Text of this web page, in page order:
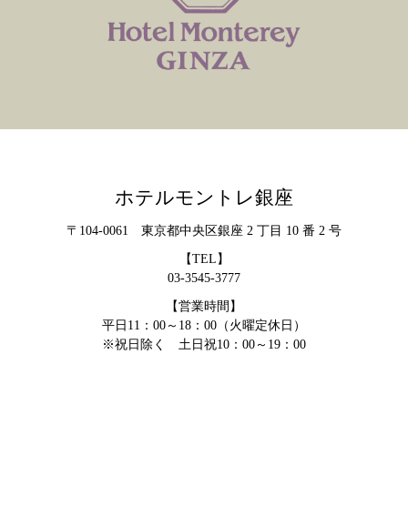
ホテルモントレ銀座
〒104-0061 東京都中央区銀座 2 丁目 10 番 2 号
【TEL】
03-3545-3777
【営業時間】
平日11：00～18：00（火曜定休日）
※祝日除く 土日祝10：00～19：00